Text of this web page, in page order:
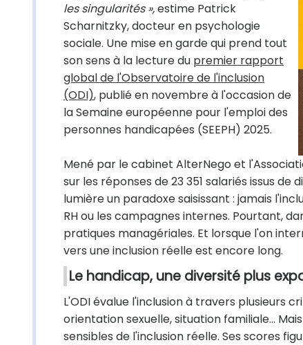
les singularités »,estime Patrick
Scharnitzky, docteur en psychologie
sociale. Une mise en garde qui prend tout
son sens à la lecture du premier rapport
global de l'Observatoire de l'inclusion
(ODI), publié en novembre à l'occasion de
la Semaine européenne pour l'emploi des
personnes handicapées (SEEPH) 2025.
Mené par le cabinet AlterNego et
sur les réponses de 23 351 salariés issus
lumière un paradoxe saisissant : jamais
RH ou les campagnes internes. Pourtant,
pratiques managériales. Et lorsque l'on
vers une inclusion réelle est encore long.
Le handicap, une diversité plus
L'ODI évalue l'inclusion à travers plusieurs
orientation sexuelle, situation familiale…
sensibles de l'inclusion réelle. Ses scores